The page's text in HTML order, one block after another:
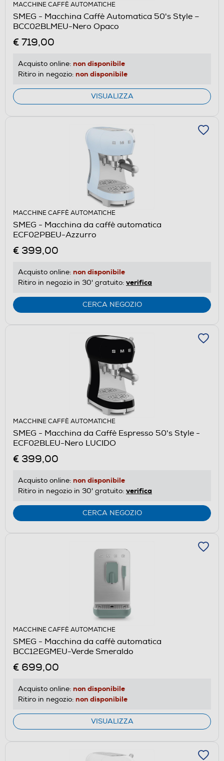
MACCHINE CAFFÈ AUTOMATICHE
SMEG - Macchina Caffè Automatica 50's Style –
BCC02BLMEU-Nero Opaco
€ 719,00
Acquisto online: non disponibile
Ritiro in negozio: non disponibile
VISUALIZZA
MACCHINE CAFFÈ AUTOMATICHE
SMEG - Macchina da caffè automatica
ECF02PBEU-Azzurro
€ 399,00
Acquisto online: non disponibile
Ritiro in negozio in 30' gratuito: verifica
CERCA NEGOZIO
MACCHINE CAFFÈ AUTOMATICHE
SMEG - Macchina da Caffè Espresso 50's Style -
ECF02BLEU-Nero LUCIDO
€ 399,00
Acquisto online: non disponibile
Ritiro in negozio in 30' gratuito: verifica
CERCA NEGOZIO
MACCHINE CAFFÈ AUTOMATICHE
SMEG - Macchina da caffè automatica
BCC12EGMEU-Verde Smeraldo
€ 699,00
Acquisto online: non disponibile
Ritiro in negozio: non disponibile
VISUALIZZA